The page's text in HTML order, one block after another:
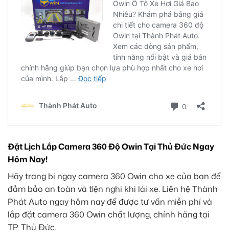
Đặt Lịch Lắp Camera 360 Độ Owin Tại Thủ Đức Ngay
Hôm Nay!
Hãy trang bị ngay camera 360 Owin cho xe của bạn để
đảm bảo an toàn và tiện nghi khi lái xe. Liên hệ Thành
Phát Auto ngay hôm nay để được tư vấn miễn phí và
lắp đặt camera 360 Owin chất lượng, chính hãng tại
TP. Thủ Đức.